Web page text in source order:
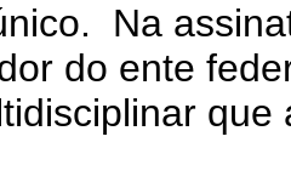
Na
do ente